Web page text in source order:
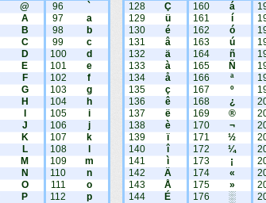
@
A
B
C
D
E
F
G
H
J
K
L
M
N
O
P
96
`
97
a
98
b
99
c
100
d
101
e
102
f
103
g
104
h
105
i
106
j
107
k
108
109
m
110
n
111
o
112
p
128
Ç
129
ü
130
é
131
â
132
ä
133
à
134
å
135
ç
136
ê
137
ë
138
è
139
ï
140
î
141
ì
142
Ä
143
Å
144
É
160
á
161
í
162
ó
163
ú
164
ñ
165
Ñ
166
ª
167
º
168
¿
169
®
170
¬
171
½
172
¼
173
¡
174
«
175
»
176
░